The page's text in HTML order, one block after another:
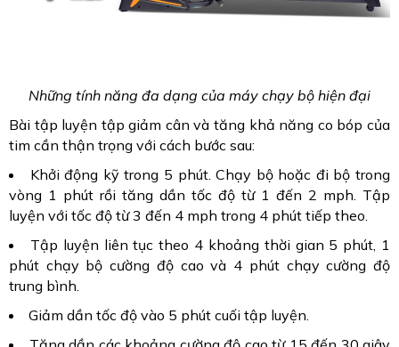
Những tính năng đa dạng của máy chạy bộ hiện đại
Bài tập luyện tập giảm cân và tăng khả năng co bóp của
tim cần thận trọng với cách bước sau:
Khởi động kỹ trong 5 phút. Chạy bộ hoặc đi bộ trong
vòng 1 phút rồi tăng dần tốc độ từ 1 đến 2 mph. Tập
luyện với tốc độ từ 3 đến 4 mph trong 4 phút tiếp theo.
Tập luyện liên tục theo 4 khoảng thời gian 5 phút, 1
phút chạy bộ cường độ cao và 4 phút chạy cường độ
trung bình.
Giảm dần tốc độ vào 5 phút cuối tập luyện.